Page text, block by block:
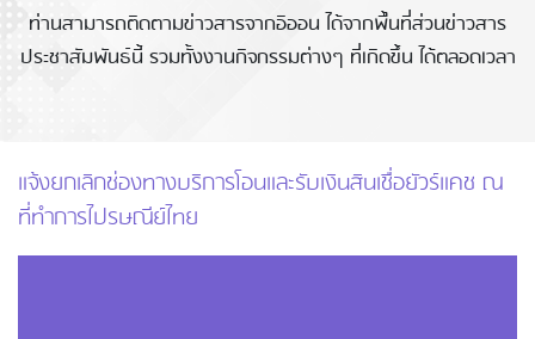
ท่านสามารถติดตามข่าวสารจากอิออน ได้จากพื้นที่ส่วนข่าวสาร
ประชาสัมพันธ์นี้ รวมทั้งงานกิจกรรมต่างๆ ที่เกิดขึ้น ได้ตลอดเวลา
แจ้งยกเลิกช่องทางบริการโอนและรับเงินสินเชื่อยัวร์แคช ณ
ที่ทำการไปรษณีย์ไทย